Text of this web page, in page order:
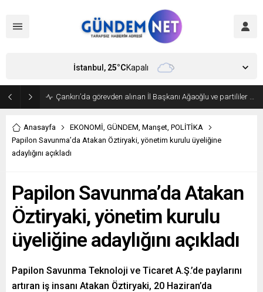
Bakan Fidan, Hamas Siyasi Büro Şefi Hayye’yi kabul etti
İstanbul, 25°CKapalı
Anasayfa EKONOMİ, GÜNDEM, Manşet, POLİTİKA
Papilon Savunma’da Atakan Öztiryaki, yönetim kurulu üyeliğine
adaylığını açıkladı
Papilon Savunma’da Atakan
Öztiryaki, yönetim kurulu
üyeliğine adaylığını açıkladı
Papilon Savunma Teknoloji ve Ticaret A.Ş.’de paylarını
artıran iş insanı Atakan Öztiryaki, 20 Haziran’da